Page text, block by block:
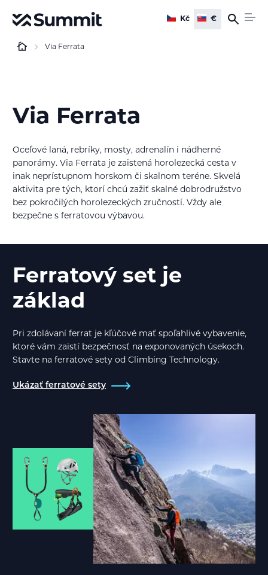
Kč €
Via Ferrata
Via Ferrata
Oceľové laná, rebríky, mosty, adrenalín i nádherné
panorámy. Via Ferrata je zaistená horolezecká cesta v
inak neprístupnom horskom či skalnom teréne. Skvelá
aktivita pre tých, ktorí chcú zažiť skalné dobrodružstvo
bez pokročilých horolezeckých zručností. Vždy ale
bezpečne s ferratovou výbavou.
Ferratový set je
základ
Pri zdolávaní ferrat je kľúčové mať spoľahlivé vybavenie,
ktoré vám zaistí bezpečnosť na exponovaných úsekoch.
Stavte na ferratové sety od Climbing Technology.
Ukázať ferratové sety